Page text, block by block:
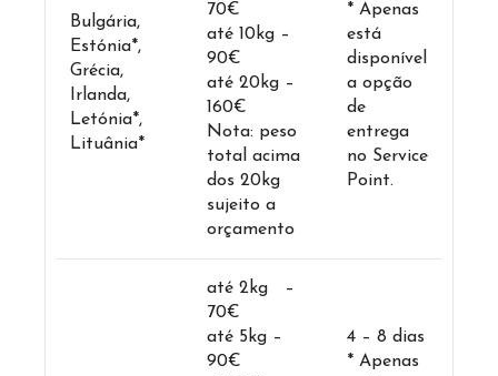
Bulgária,
Estónia*,
Grécia,
Irlanda,
Letónia*,
Lituânia*
70€
até 10kg –
90€
até 20kg –
160€
Nota: peso
total acima
dos 20kg
sujeito a
orçamento
* Apenas
está
disponível
a opção
de
entrega
no Service
Point.
até 2kg –
70€
até 5kg –
90€
4 – 8 dias
* Apenas